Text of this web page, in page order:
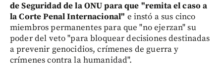
de Seguridad de la ONU para que "remita el caso a
la Corte Penal Internacional" e instó a sus cinco
miembros permanentes para que "no ejerzan" su
poder del veto "para bloquear decisiones destinadas
a prevenir genocidios, crímenes de guerra y
crímenes contra la humanidad".